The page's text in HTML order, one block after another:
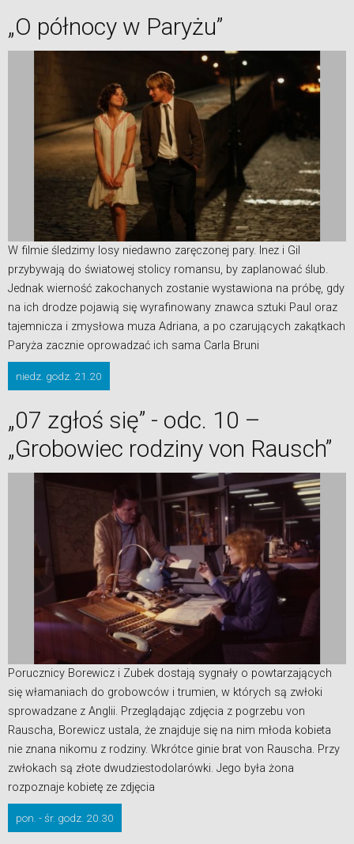
„O północy w Paryżu”
W filmie śledzimy losy niedawno zaręczonej pary. Inez i Gil
przybywają do światowej stolicy romansu, by zaplanować ślub.
Jednak wierność zakochanych zostanie wystawiona na próbę, gdy
na ich drodze pojawią się wyrafinowany znawca sztuki Paul oraz
tajemnicza i zmysłowa muza Adriana, a po czarujących zakątkach
Paryża zacznie oprowadzać ich sama Carla Bruni
niedz. godz. 21.20
„07 zgłoś się” - odc. 10 –
„Grobowiec rodziny von Rausch”
Porucznicy Borewicz i Zubek dostają sygnały o powtarzających
się włamaniach do grobowców i trumien, w których są zwłoki
sprowadzane z Anglii. Przeglądając zdjęcia z pogrzebu von
Rauscha, Borewicz ustala, że znajduje się na nim młoda kobieta
nie znana nikomu z rodziny. Wkrótce ginie brat von Rauscha. Przy
zwłokach są złote dwudziestodolarówki. Jego była żona
rozpoznaje kobietę ze zdjęcia
pon. - śr. godz. 20.30